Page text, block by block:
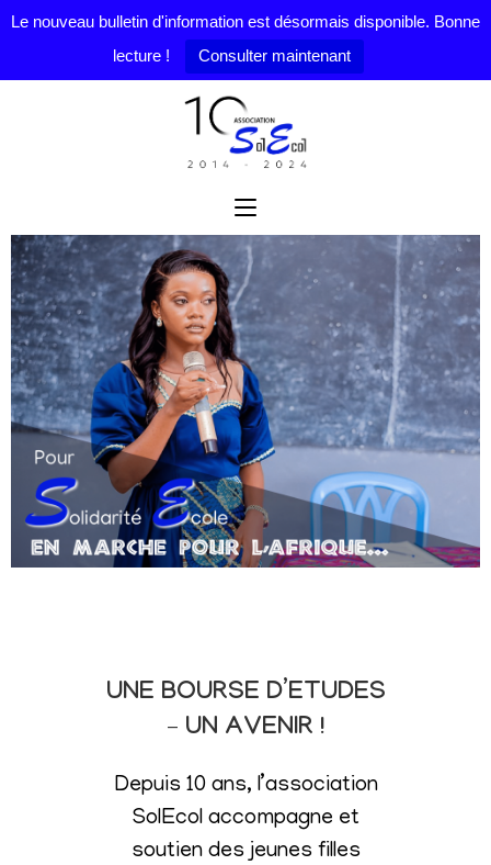
Le nouveau bulletin d'information est désormais disponible. Bonne
lecture !
Consulter maintenant
UNE BOURSE D’ETUDES
– UN AVENIR !
Depuis 10 ans, l’association
SolEcol accompagne et
soutien des jeunes filles